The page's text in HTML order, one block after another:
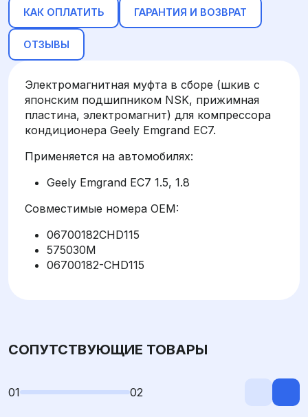
КАК ОПЛАТИТЬ ГАРАНТИЯ И ВОЗВРАТ
ОТЗЫВЫ
Электромагнитная муфта в сборе (шкив с
японским подшипником NSK, прижимная
пластина, электромагнит) для компрессора
кондиционера Geely Emgrand EC7.
Применяется на автомобилях:
Geely Emgrand EC7 1.5, 1.8
Совместимые номера OEM:
06700182CHD115
575030M
06700182-CHD115
СОПУТСТВУЮЩИЕ ТОВАРЫ
01 02